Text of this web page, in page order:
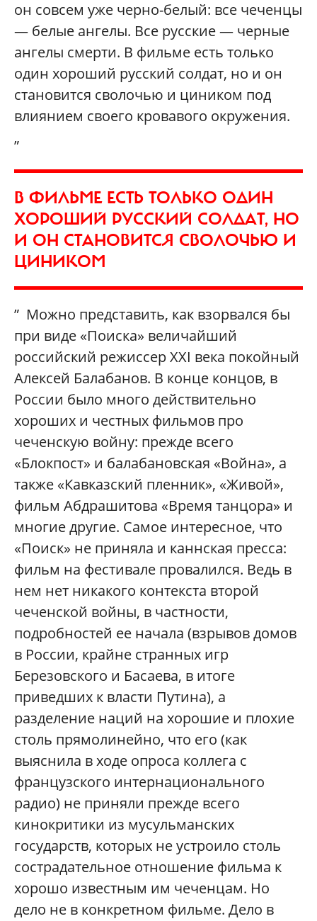
он совсем уже черно-белый: все чеченцы
— белые ангелы. Все русские — черные
ангелы смерти. В фильме есть только
один хороший русский солдат, но и он
становится сволочью и циником под
влиянием своего кровавого окружения.
„
В ФИЛЬМЕ ЕСТЬ ТОЛЬКО ОДИН
ХОРОШИЙ РУССКИЙ СОЛДАТ, НО
И ОН СТАНОВИТСЯ СВОЛОЧЬЮ И
ЦИНИКОМ
” Можно представить, как взорвался бы
при виде «Поиска» величайший
российский режиссер XXI века покойный
Алексей Балабанов. В конце концов, в
России было много действительно
хороших и честных фильмов про
чеченскую войну: прежде всего
«Блокпост» и балабановская «Война», а
также «Кавказский пленник», «Живой»,
фильм Абдрашитова «Время танцора» и
многие другие. Самое интересное, что
«Поиск» не приняла и каннская пресса:
фильм на фестивале провалился. Ведь в
нем нет никакого контекста второй
чеченской войны, в частности,
подробностей ее начала (взрывов домов
в России, крайне странных игр
Березовского и Басаева, в итоге
приведших к власти Путина), а
разделение наций на хорошие и плохие
столь прямолинейно, что его (как
выяснила в ходе опроса коллега с
французского интернационального
радио) не приняли прежде всего
кинокритики из мусульманских
государств, которых не устроило столь
сострадательное отношение фильма к
хорошо известным им чеченцам. Но
дело не в конкретном фильме. Дело в